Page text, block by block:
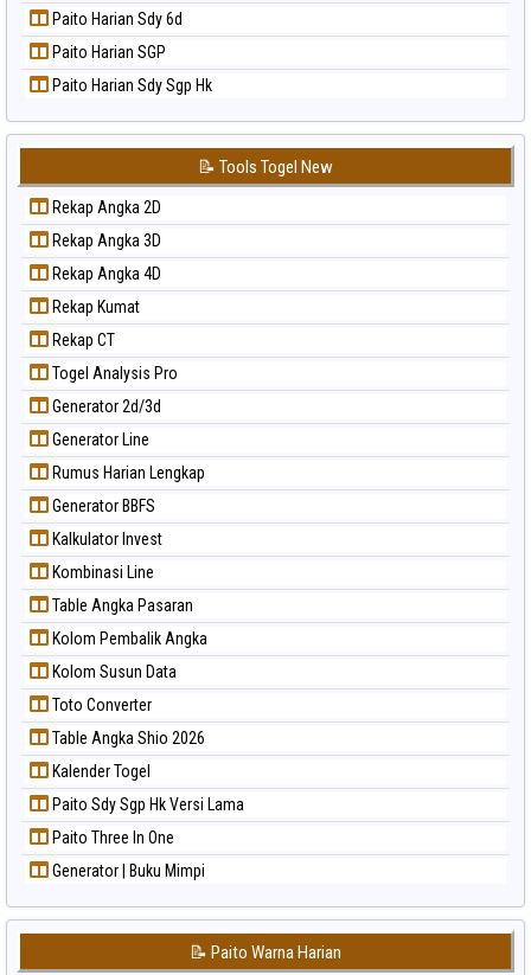
Paito Warna Sydney Lotto
Paito Warna Sydney Pools 6d
Paito Warna Taipei
Paito Harian Sdy 6d
Paito Harian SGP
Paito Harian Sdy Sgp Hk
📝 Tools Togel New
Rekap Angka 2D
Rekap Angka 3D
Rekap Angka 4D
Rekap Kumat
Rekap CT
Togel Analysis Pro
Generator 2d/3d
Generator Line
Rumus Harian Lengkap
Generator BBFS
Kalkulator Invest
Kombinasi Line
Table Angka Pasaran
Kolom Pembalik Angka
Kolom Susun Data
Toto Converter
Table Angka Shio 2026
Kalender Togel
Paito Sdy Sgp Hk Versi Lama
Paito Three In One
Generator | Buku Mimpi
📝 Paito Warna Harian